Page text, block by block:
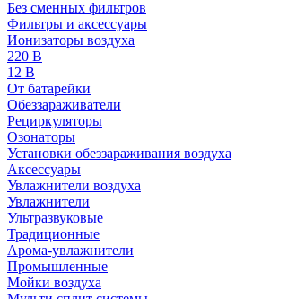
Без сменных фильтров
Фильтры и аксессуары
Ионизаторы воздуха
220 В
12 В
От батарейки
Обеззараживатели
Рециркуляторы
Озонаторы
Установки обеззараживания воздуха
Аксессуары
Увлажнители воздуха
Увлажнители
Ультразвуковые
Традиционные
Арома-увлажнители
Промышленные
Мойки воздуха